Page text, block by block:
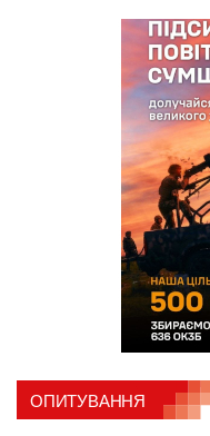
ОПИТУВАННЯ